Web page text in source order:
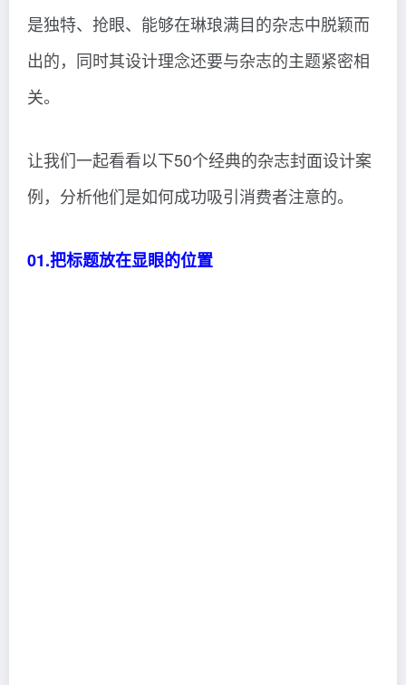
是独特、抢眼、能够在琳琅满目的杂志中脱颖而
出的，同时其设计理念还要与杂志的主题紧密相
关。
让我们一起看看以下50个经典的杂志封面设计案
例，分析他们是如何成功吸引消费者注意的。
01.把标题放在显眼的位置